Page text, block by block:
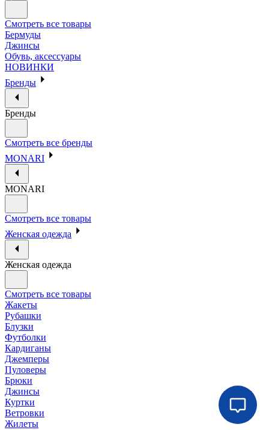
Смотреть все товары
Бермуды
Джинсы
Обувь, аксессуары
НОВИНКИ
Бренды
Бренды
Смотреть все бренды
MONARI
MONARI
Смотреть все товары
Женская одежда
Женская одежда
Смотреть все товары
Жакеты
Рубашки
Блузки
Футболки
Кардиганы
Джемперы
Пуловеры
Брюки
Джинсы
Куртки
Ветровки
Жилеты